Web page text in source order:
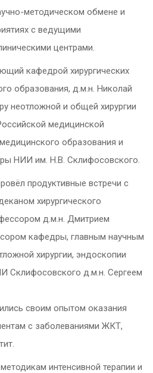
методическом обмене и
с ведущими
центрами.
кафедрой хирургических
образования, д.м.н. Николай
неотложной и общей хирургии
медицинской
образования и
НИИ им. Н.В. Склифосовского.
продуктивные встречи с
хирургического
д.м.н. Дмитрием
кафедры, главным научным
хирургии, эндоскопии
Склифосовского д.м.н. Сергеем
своим опытом оказания
с заболеваниями ЖКТ,
интенсивной терапии и